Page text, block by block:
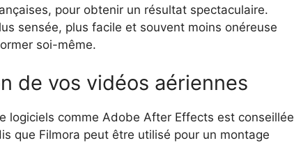
pour obtenir un résultat spectaculaire.
sensée, plus facile et souvent moins onéreuse
soi-même.
de vos vidéos aériennes
logiciels comme Adobe After Effects est conseillée
que Filmora peut être utilisé pour un montage